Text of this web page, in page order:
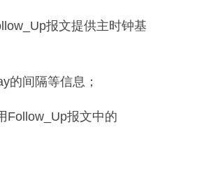
报文提供主时钟基
的间隔等信息；
Follow_Up报文中的